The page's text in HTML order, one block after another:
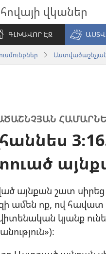
վկաներ
ԳԼԽԱՎՈՐ ԷՋ
այնքան շատ
ամեն ոք, ով հավատ
կյանք